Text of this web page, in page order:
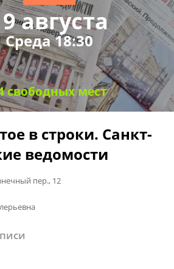
августа
Среда 18:30
свободных мест
в строки. Санкт-
ведомости
пер., 12